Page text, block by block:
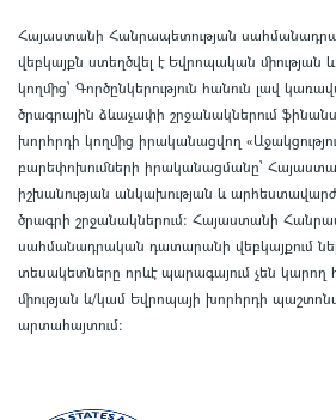
Հայաստանի Հանրապետության
վեբկայքն ստեղծվել է Եվրոպական միության
կողմից՝ Գործընկերություն հանուն լավ
ծրագրային ձևաչափի շրջանակներում
խորհրդի կողմից իրականացվող
բարեփոխումների իրականացմանը`
իշխանության անկախության և
ծրագրի շրջանակներում: Հայաստանի
սահմանադրական դատարանի վեբկայքում
տեսակետները որևէ պարագայում չեն
միության և/կամ Եվրոպայի խորհրդի
արտահայտում: